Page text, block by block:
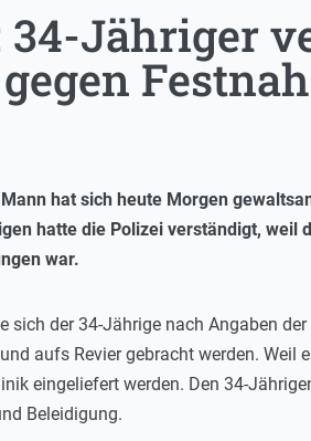
34-Jähriger
hat sich heute Morgen
hatte die Polizei verständigt, weil
war.
sich der 34-Jährige nach Angaben
aufs Revier gebracht werden.
eingeliefert werden. Den 34-
Beleidigung.